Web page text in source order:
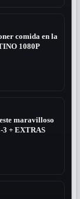
comida en la
1080P
maravilloso
3 + EXTRAS